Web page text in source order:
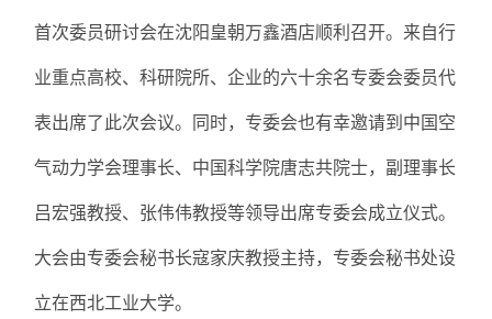
首次委员研讨会在沈阳皇朝万鑫酒店顺利召开。来自行
业重点高校、科研院所、企业的六十余名专委会委员代
表出席了此次会议。同时，专委会也有幸邀请到中国空
气动力学会理事长、中国科学院唐志共院士，副理事长
吕宏强教授、张伟伟教授等领导出席专委会成立仪式。
大会由专委会秘书长寇家庆教授主持，专委会秘书处设
立在西北工业大学。